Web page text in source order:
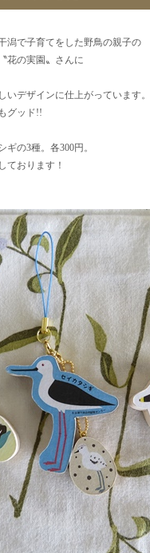
潟で子育てをした野鳥の親子の
花の実園〟さんに
いデザインに仕上がっています。
グッド!!
の3種。各300円。
ております！